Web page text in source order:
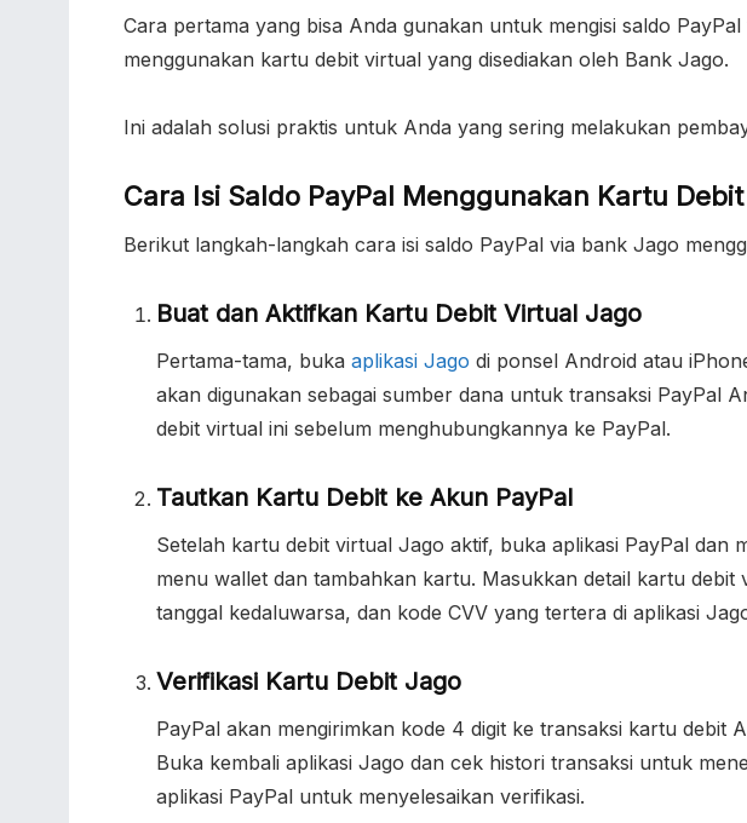
Cara pertama yang bisa Anda gunakan untuk mengisi saldo
menggunakan kartu debit virtual yang disediakan oleh Bank Jago.
Ini adalah solusi praktis untuk Anda yang sering melakukan
Cara Isi Saldo PayPal Menggunakan Kartu
Berikut langkah-langkah cara isi saldo PayPal via bank Jago
Buat dan Aktifkan Kartu Debit Virtual Jago
Pertama-tama, bukaaplikasi Jago di ponsel Android atau
akan digunakan sebagai sumber dana untuk transaksi PayPal
debit virtual ini sebelum menghubungkannya ke PayPal.
Tautkan Kartu Debit ke Akun PayPal
Setelah kartu debit virtual Jago aktif, buka aplikasi PayPal dan
menu wallet dan tambahkan kartu. Masukkan detail kartu
tanggal kedaluwarsa, dan kode CVV yang tertera di aplikasi
Verifikasi Kartu Debit Jago
PayPal akan mengirimkan kode 4 digit ke transaksi kartu debit
Buka kembali aplikasi Jago dan cek histori transaksi untuk
aplikasi PayPal untuk menyelesaikan verifikasi.